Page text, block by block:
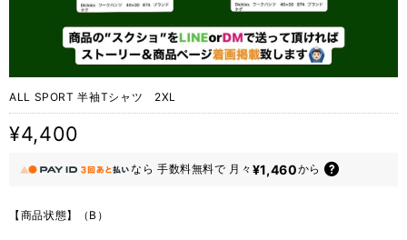
ALL SPORT 半袖Tシャツ 2XL
¥4,400
なら 手数料無料で 月々 ¥1,460から
【商品状態】（B）